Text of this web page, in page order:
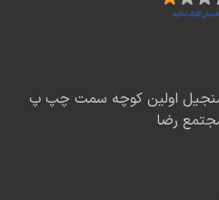
منجیل اولین کوچه سمت چپ پ